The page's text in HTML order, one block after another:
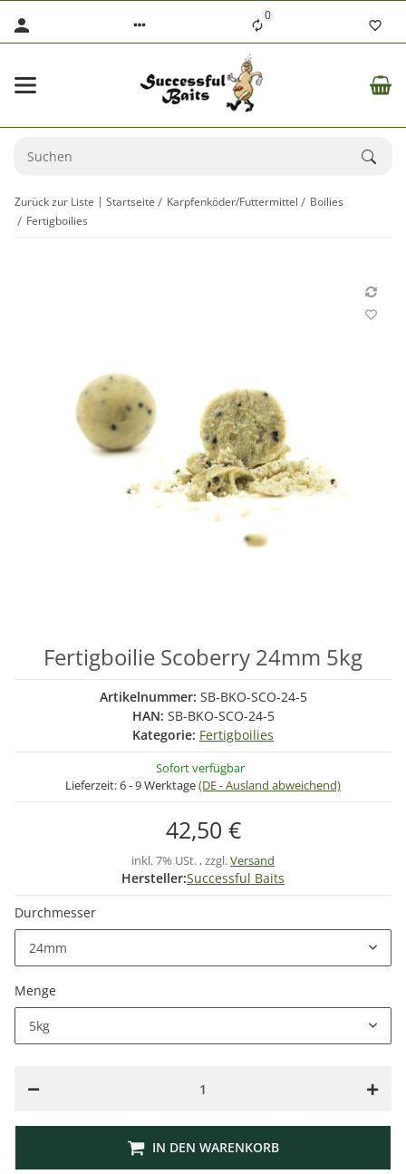
0
Zurück zur Liste Startseite Karpfenköder/Futtermittel
Boilies
Fertigboilies
Fertigboilie Scoberry 24mm 5kg
Artikelnummer: SB-BKO-SCO-24-5
HAN: SB-BKO-SCO-24-5
Kategorie: Fertigboilies
Sofort verfügbar
Lieferzeit:6 - 9 Werktage(DE - Ausland abweichend)
42,50 €
inkl. 7% USt. , zzgl.Versand
Hersteller:Successful Baits
Durchmesser
24mm
Menge
5kg
IN DEN WARENKORB